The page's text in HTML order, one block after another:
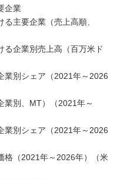
企業
主要企業（売上高順、
る企業別売上高（百万米ド
業別シェア（2021年～2026
業別、MT）（2021年～
業別シェア（2021年～2026
格（2021年～2026年）（米